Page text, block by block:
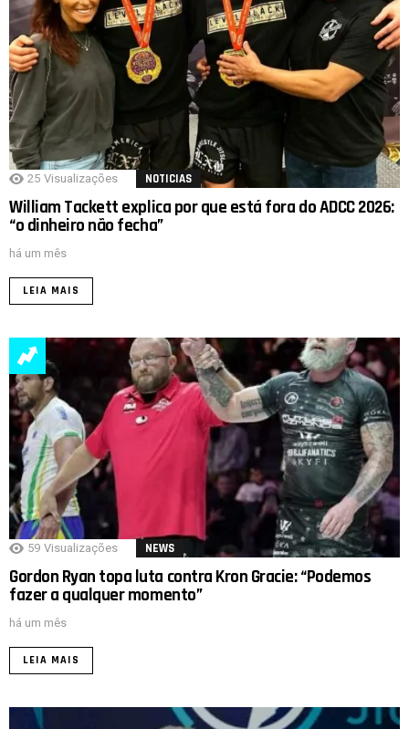
25 Visualizações NOTICIAS
William Tackett explica por que está fora do ADCC 2026:
“o dinheiro não fecha”
há um mês
LEIA MAIS
59 Visualizações NEWS
Gordon Ryan topa luta contra Kron Gracie: “Podemos
fazer a qualquer momento”
há um mês
LEIA MAIS